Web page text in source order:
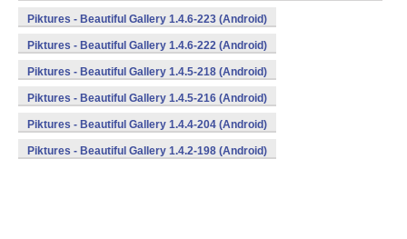
v7a,mips,x86) (Android)
Piktures - Beautiful Gallery 1.4.6-223 (Android)
Piktures - Beautiful Gallery 1.4.6-222 (Android)
Piktures - Beautiful Gallery 1.4.5-218 (Android)
Piktures - Beautiful Gallery 1.4.5-216 (Android)
Piktures - Beautiful Gallery 1.4.4-204 (Android)
Piktures - Beautiful Gallery 1.4.2-198 (Android)